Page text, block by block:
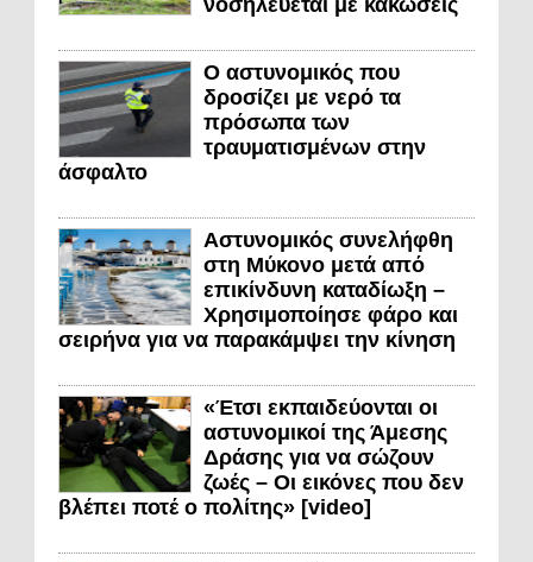
νοσηλεύεται με κακώσεις
Ο αστυνομικός που
δροσίζει με νερό τα
πρόσωπα των
τραυματισμένων στην
άσφαλτο
Αστυνομικός συνελήφθη
στη Μύκονο μετά από
επικίνδυνη καταδίωξη –
Χρησιμοποίησε φάρο και
σειρήνα για να παρακάμψει την κίνηση
«Έτσι εκπαιδεύονται οι
αστυνομικοί της Άμεσης
Δράσης για να σώζουν
ζωές – Οι εικόνες που δεν
βλέπει ποτέ ο πολίτης» [video]